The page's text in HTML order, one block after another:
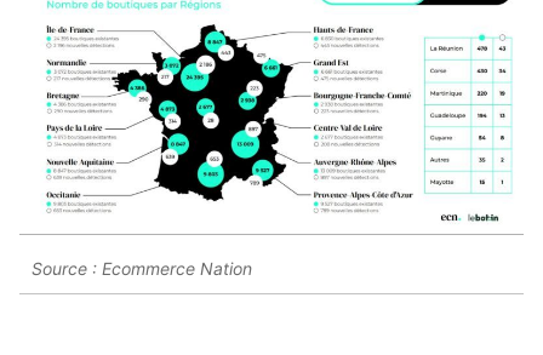
Source : Ecommerce Nation